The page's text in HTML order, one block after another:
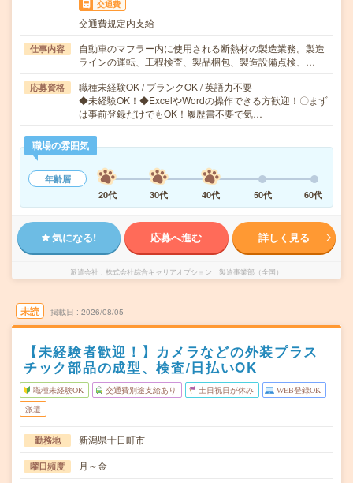
交通費
交通費規定内支給
仕事内容
自動車のマフラー内に使用される断熱材の製造業務。製造
ラインの運転、工程検査、製品梱包、製造設備点検、…
応募資格
職種未経験OK / ブランクOK / 英語力不要
◆未経験OK！◆ExcelやWordの操作できる方歓迎！〇まず
は事前登録だけでもOK！履歴書不要で気…
職場の雰囲気
年齢層
20代
30代 40代 50代 60代
気になる! 応募へ進む 詳しく見る
派遣会社 株式会社綜合キャリアオプション 製造事業部（全国）
未読 掲載日 2026/08/05
【未経験者歓迎！】カメラなどの外装プラス
チック部品の成型、検査/日払いOK
職種未経験OK 交通費別途支給あり 土日祝日が休み WEB登録OK
派遣
勤務地 新潟県十日町市
曜日頻度 月～金